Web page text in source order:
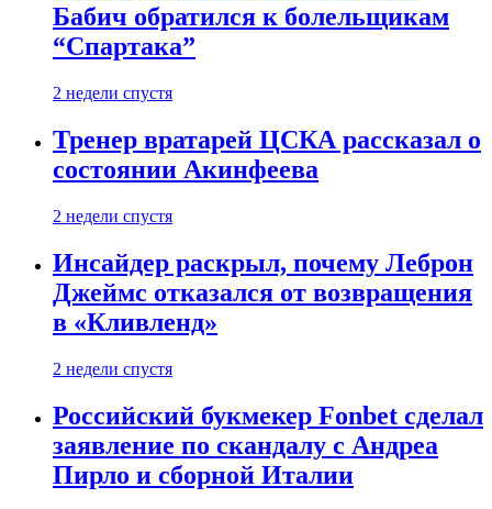
Бабич обратился к болельщикам
“Спартака”
2 недели спустя
Тренер вратарей ЦСКА рассказал о
состоянии Акинфеева
2 недели спустя
Инсайдер раскрыл, почему Леброн
Джеймс отказался от возвращения
в «Кливленд»
2 недели спустя
Российский букмекер Fonbet сделал
заявление по скандалу с Андреа
Пирло и сборной Италии